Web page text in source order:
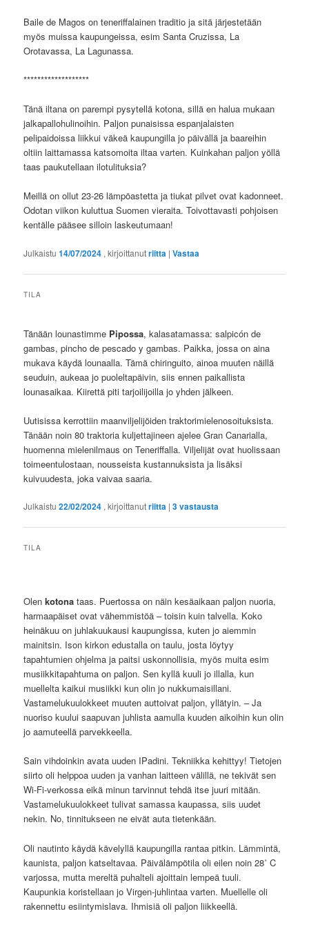
Baile de Magos on teneriffalainen traditio ja sitä järjestetään
myös muissa kaupungeissa, esim Santa Cruzissa, La
Orotavassa, La Lagunassa.
*******************
Tänä iltana on parempi pysytellä kotona, sillä en halua mukaan
jalkapallohulinoihin. Paljon punaisissa espanjalaisten
pelipaidoissa liikkui väkeä kaupungilla jo päivällä ja baareihin
oltiin laittamassa katsomoita iltaa varten. Kuinkahan paljon yöllä
taas paukutellaan ilotulituksia?
Meillä on ollut 23-26 lämpöastetta ja tiukat pilvet ovat kadonneet.
Odotan viikon kuluttua Suomen vieraita. Toivottavasti pohjoisen
kentälle pääsee silloin laskeutumaan!
Julkaistu14/07/2024 , kirjoittanutriitta |Vastaa
TILA
Tänään lounastimme Pipossa, kalasatamassa: salpicón de
gambas, pincho de pescado y gambas. Paikka, jossa on aina
mukava käydä lounaalla. Tämä chiringuito, ainoa muuten näillä
seuduin, aukeaa jo puoleltapäivin, siis ennen paikallista
lounasaikaa. Kiirettä piti tarjoilijoilla jo yhden jälkeen.
Uutisissa kerrottiin maanviljelijöiden traktorimielenosoituksista.
Tänään noin 80 traktoria kuljettajineen ajelee Gran Canarialla,
huomenna mielenilmaus on Teneriffalla. Viljelijät ovat huolissaan
toimeentulostaan, nousseista kustannuksista ja lisäksi
kuivuudesta, joka vaivaa saaria.
Julkaistu22/02/2024 , kirjoittanutriitta |3vastausta
TILA
Olenkotona taas. Puertossa on näin kesäaikaan paljon nuoria,
harmaapäiset ovat vähemmistöä – toisin kuin talvella. Koko
heinäkuu on juhlakuukausi kaupungissa, kuten jo aiemmin
mainitsin. Ison kirkon edustalla on taulu, josta löytyy
tapahtumien ohjelma ja paitsi uskonnollisia, myös muita esim
musiikkitapahtuma on paljon. Sen kyllä kuuli jo illalla, kun
muellelta kaikui musiikki kun olin jo nukkumaisillani.
Vastamelukuulokkeet muuten auttoivat paljon, yllätyin. – Ja
nuoriso kuului saapuvan juhlista aamulla kuuden aikoihin kun olin
jo aamuteellä parvekkeella.
Sain vihdoinkin avata uuden IPadini. Tekniikka kehittyy! Tietojen
siirto oli helppoa uuden ja vanhan laitteen välillä, ne tekivät sen
Wi-Fi-verkossa eikä minun tarvinnut tehdä itse juuri mitään.
Vastamelukuulokkeet tulivat samassa kaupassa, siis uudet
nekin. No, tinnitukseen ne eivät auta tietenkään.
Oli nautinto käydä kävelyllä kaupungilla rantaa pitkin. Lämmintä,
kaunista, paljon katseltavaa. Päivälämpötila oli eilen noin 28˚ C
varjossa, mutta mereltä puhalteli ajoittain lempeä tuuli.
Kaupunkia koristellaan jo Virgen-juhlintaa varten. Muellelle oli
rakennettu esiintymislava. Ihmisiä oli paljon liikkeellä.